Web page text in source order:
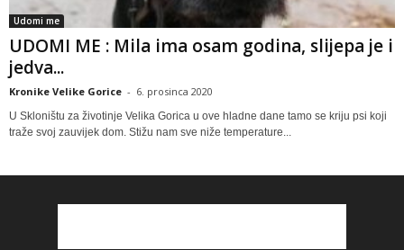
Udomi me
UDOMI ME : Mila ima osam godina, slijepa je i
jedva...
Kronike Velike Gorice - 6. prosinca 2020
U Skloništu za životinje Velika Gorica u ove hladne dane tamo se kriju psi koji
traže svoj zauvijek dom. Stižu nam sve niže temperature...